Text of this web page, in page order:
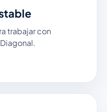
trabajar con